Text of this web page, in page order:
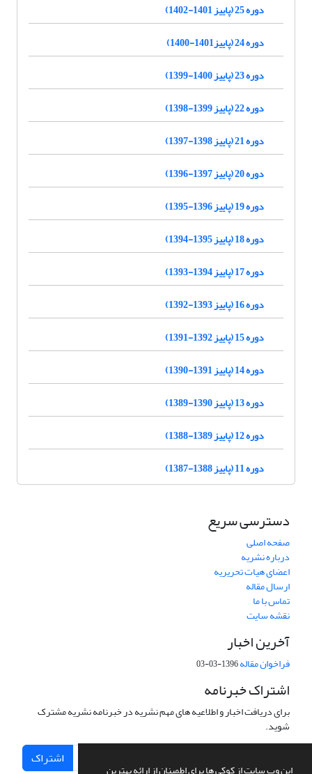
این وب سایت از کوکی ها برای اطمینان از ارائه بهترین
دوره 25 (پاییز 1401-1402)
دوره 24 (پاییز1401-1400)
دوره 23 (پاییز 1400-1399)
دوره 22 (پاییز 1399-1398)
دوره 21 (پاییز 1398-1397)
دوره 20 (پاییز 1397-1396)
دوره 19 (پاییز 1396-1395)
دوره 18 (پاییز 1395-1394)
دوره 17 (پاییز 1394-1393)
دوره 16 (پاییز 1393-1392)
دوره 15 (پاییز 1392-1391)
دوره 14 (پاییز 1391-1390)
دوره 13 (پاییز 1390-1389)
دوره 12 (پاییز 1389-1388)
دوره 11 (پاییز 1388-1387)
دسترسی سریع
صفحه اصلی
درباره نشریه
اعضای هیات تحریریه
ارسال مقاله
تماس با ما
نقشه سایت
آخرین اخبار
فراخوان مقاله1396-03-03
اشتراک خبرنامه
برای دریافت اخبار و اطلاعیه های مهم نشریه در خبرنامه نشریه مشترک
شوید.
اشتراک